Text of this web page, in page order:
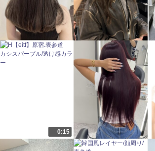
0:15